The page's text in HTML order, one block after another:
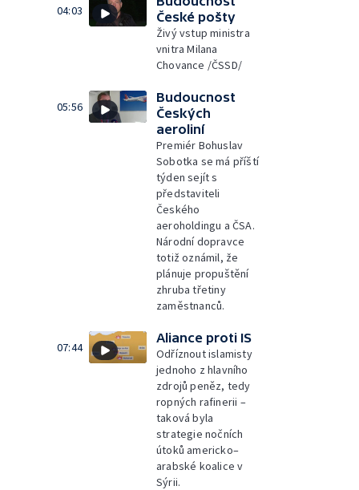
04:03
České pošty
Živý vstup ministra
vnitra Milana
Chovance /ČSSD/
05:56
Budoucnost
Českých
aeroliní
Premiér Bohuslav
Sobotka se má příští
týden sejít s
představiteli
Českého
aeroholdingu a ČSA.
Národní dopravce
totiž oznámil, že
plánuje propuštění
zhruba třetiny
zaměstnanců.
07:44
Aliance proti IS
Odříznout islamisty
jednoho z hlavního
zdrojů peněz, tedy
ropných rafinerii –
taková byla
strategie nočních
útoků americko–
arabské koalice v
Sýrii.